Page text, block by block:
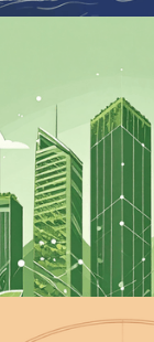
Grüne
umfasst
in Projekte
Wirtschaft
ist ein breiteres
einschließt und
Governance-